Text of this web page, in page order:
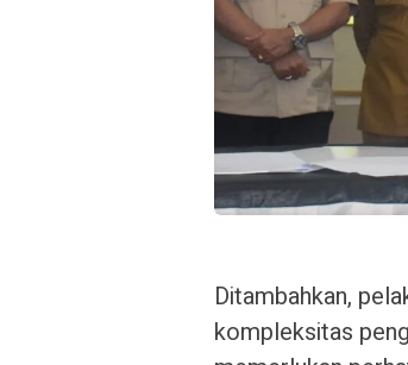
Ditambahkan,
kompleksitas